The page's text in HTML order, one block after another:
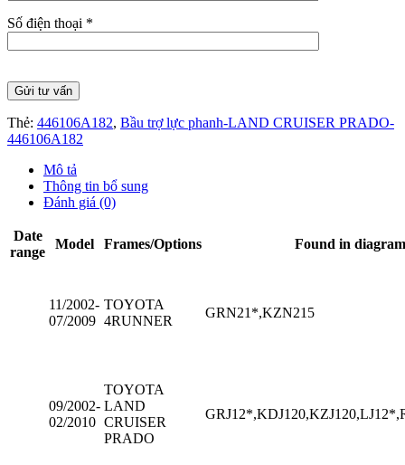
Số điện thoại *
Thẻ: 446106A182, Bầu trợ lực phanh-LAND CRUISER PRADO-
446106A182
Mô tả
Thông tin bổ sung
Đánh giá (0)
Date
range
Model Frames/Options Found in diagram
11/2002-
07/2009
TOYOTA
4RUNNER
GRN21*,KZN215
09/2002-
02/2010
TOYOTA
LAND
CRUISER
PRADO